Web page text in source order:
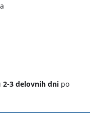
2-3 delovnih dni po